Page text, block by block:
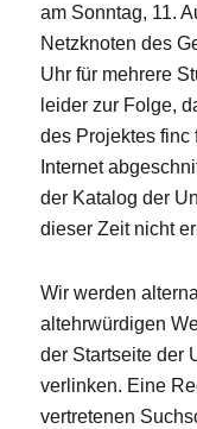
am Sonntag, 11.
Netzknoten des
Uhr für mehrere
leider zur Folge,
des Projektes finc
Internet
der Katalog der
dieser Zeit nicht
Wir werden
altehrwürdigen
der Startseite der
verlinken. Eine
vertretenen